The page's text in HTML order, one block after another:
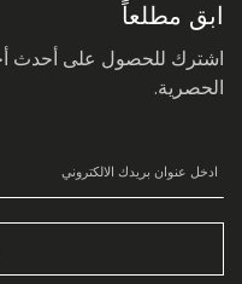
ابق مطلعاً
اشترك للحصول على أحدث
الحصرية.